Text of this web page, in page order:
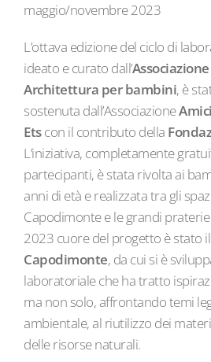
maggio/novembre 2023
L’ottava edizione del ciclo di
ideato e curato dall’
Architettura per bambini, è
sostenuta dall’Associazione
Etscon il contributo della
L’iniziativa, completamente
partecipanti, è stata rivolta ai
anni di età e realizzata tra gli
Capodimonte e le grandi praterie
2023 cuore del progetto è stato il
Capodimonte, da cui si è
laboratoriale che ha tratto
ma non solo, affrontando temi
ambientale, al riutilizzo dei
delle risorse naturali.